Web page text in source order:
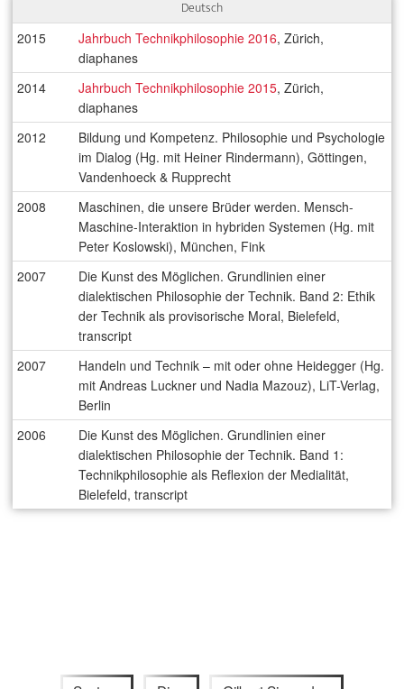
Deutsch
2015 Jahrbuch Technikphilosophie 2016, Zürich,
diaphanes
2014
Jahrbuch Technikphilosophie 2015, Zürich,
diaphanes
2012
Bildung und Kompetenz. Philosophie und Psychologie
im Dialog (Hg. mit Heiner Rindermann), Göttingen,
Vandenhoeck & Rupprecht
2008
Maschinen, die unsere Brüder werden. Mensch-
Maschine-Interaktion in hybriden Systemen (Hg. mit
Peter Koslowski), München, Fink
2007
Die Kunst des Möglichen. Grundlinien einer
dialektischen Philosophie der Technik. Band 2: Ethik
der Technik als provisorische Moral, Bielefeld,
transcript
2007
Handeln und Technik – mit oder ohne Heidegger (Hg.
mit Andreas Luckner und Nadia Mazouz), LiT-Verlag,
Berlin
2006
Die Kunst des Möglichen. Grundlinien einer
dialektischen Philosophie der Technik. Band 1:
Technikphilosophie als Reflexion der Medialität,
Bielefeld, transcript